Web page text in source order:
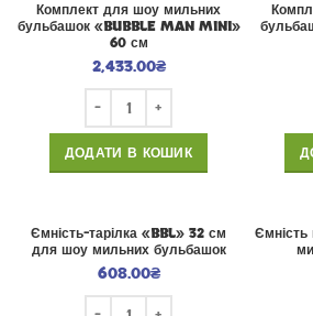
Комплект для шоу мильних
бульбашок «BUBBLE MAN MINI»
60 см
2,433.00₴
ДОДАТИ В КОШИК
Ємність-тарілка «BBL» 32 см
для шоу мильних бульбашок
608.00₴